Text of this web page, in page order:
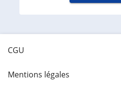
CGU
Mentions légales